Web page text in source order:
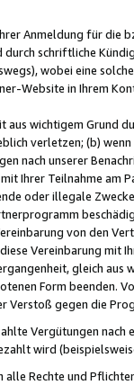
Anmeldung für die
schriftliche
wobei eine
Website in Ihrem
aus wichtigem Grund
verletzen; (b)
nach unserer
Ihrer Teilnahme am
oder illegale
von den
Vereinbarung mit
gleich
Form beenden.
Verstoß gegen die
Vergütungen
wird
Rechte und